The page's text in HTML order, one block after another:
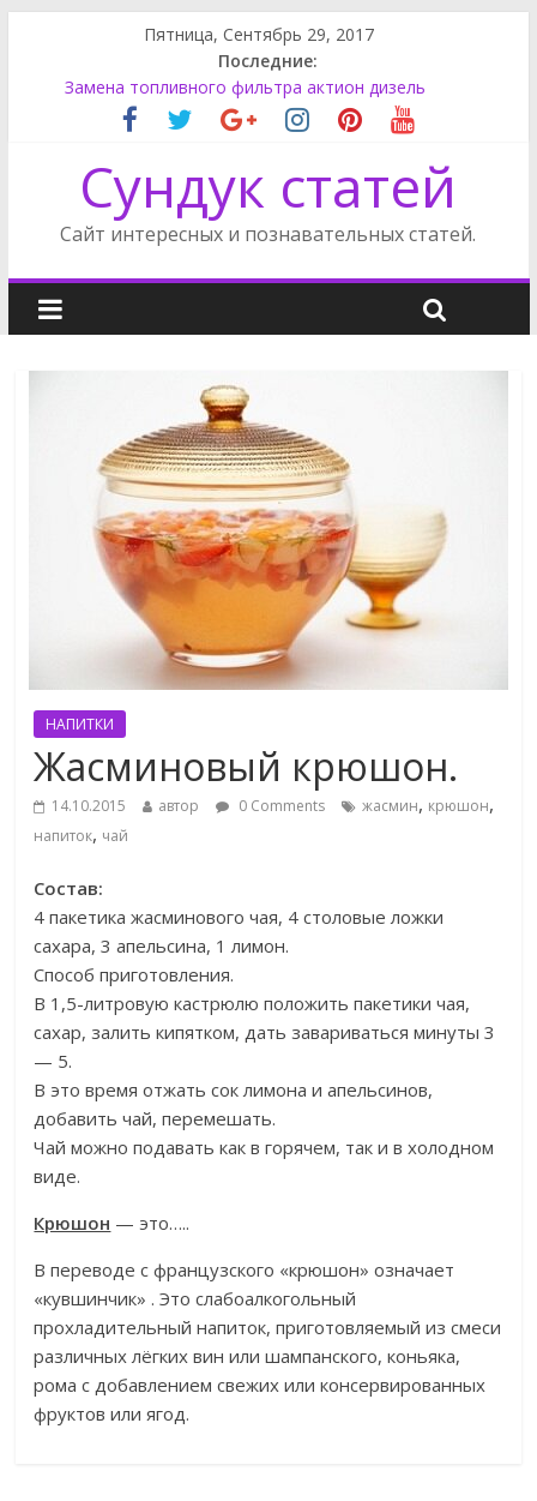
Пятница, Сентябрь 29, 2017
Последние:
Супер моддинг пк в стимпанк стиле
Замена топливного фильтра актион дизель
Как поменять лампу ближнего света на Фокусе 3
Сузуки SX4 задний фонарь
Сундук статей
Сайт интересных и познавательных статей.
НАПИТКИ
Жасминовый крюшон.
14.10.2015 автор 0 Comments жасмин, крюшон,
напиток, чай
Состав:
4 пакетика жасминового чая, 4 столовые ложки
сахара, 3 апельсина, 1 лимон.
Способ приготовления.
В 1,5-литровую кастрюлю положить пакетики чая,
сахар, залить кипятком, дать завариваться минуты 3
— 5.
В это время отжать сок лимона и апельсинов,
добавить чай, перемешать.
Чай можно подавать как в горячем, так и в холодном
виде.
Крюшон — это…..
В переводе с французского «крюшон» означает
«кувшинчик» . Это слабоалкогольный
прохладительный напиток, приготовляемый из смеси
различных лёгких вин или шампанского, коньяка,
рома с добавлением свежих или консервированных
фруктов или ягод.